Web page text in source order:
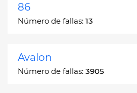
86
Número de fallas: 13
Avalon
Número de fallas: 3905